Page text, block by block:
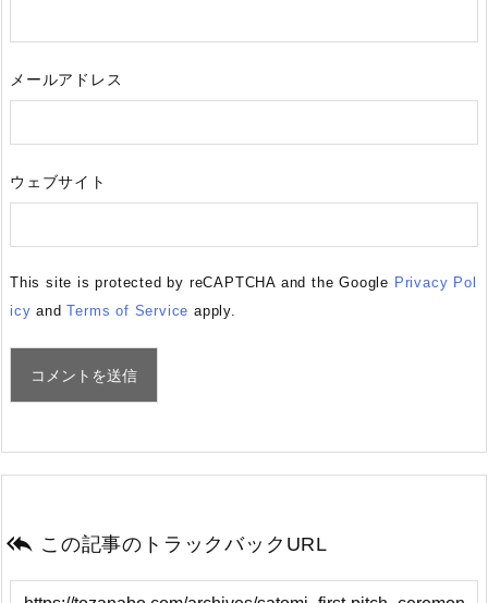
メールアドレス
ウェブサイト
This site is protected by reCAPTCHA and the Google Privacy Pol
icy andTerms of Service apply.
 この記事のトラックバックURL